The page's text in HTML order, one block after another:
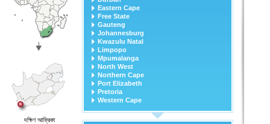
দক্ষিণ আফ্রিকা
Eastern Cape
Free State
Gauteng
Johannesburg
Kwazulu Natal
Limpopo
Mpumalanga
North West
Northern Cape
Port Elizabeth
Pretoria
Western Cape